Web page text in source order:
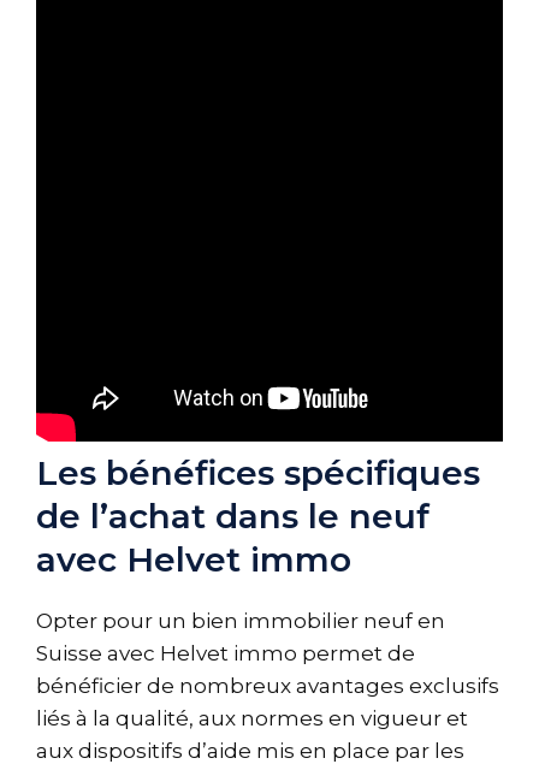
Les bénéfices spécifiques
de l’achat dans le neuf
avec Helvet immo
Opter pour un bien immobilier neuf en
Suisse avec Helvet immo permet de
bénéficier de nombreux avantages exclusifs
liés à la qualité, aux normes en vigueur et
aux dispositifs d’aide mis en place par les